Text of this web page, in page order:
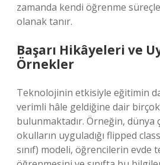
zamanda kendi öğrenme
olanak tanır.
Başarı Hikâyeleri ve
Örnekler
Teknolojinin etkisiyle eğitimin
verimli hâle geldiğine dair
bulunmaktadır. Örneğin, dünya
okulların uyguladığı flipped
sınıf) modeli, öğrencilerin evde